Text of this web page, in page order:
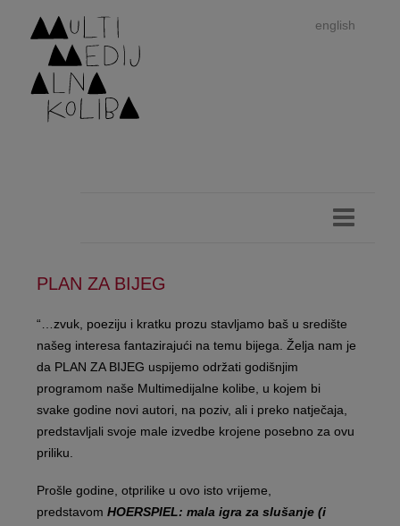
english
PLAN ZA BIJEG
“…zvuk, poeziju i kratku prozu stavljamo baš u središte
našeg interesa fantazirajući na temu bijega. Želja nam je
da PLAN ZA BIJEG uspijemo održati godišnjim
programom naše Multimedijalne kolibe, u kojem bi
svake godine novi autori, na poziv, ali i preko natječaja,
predstavljali svoje male izvedbe krojene posebno za ovu
priliku.
Prošle godine, otprilike u ovo isto vrijeme,
predstavom HOERSPIEL: mala igra za slušanje (i